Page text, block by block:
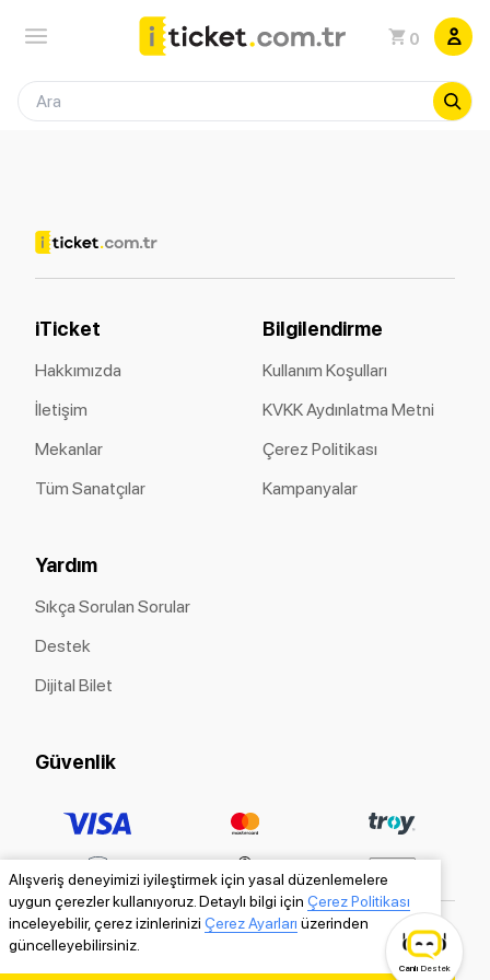
0
Alışveriş deneyimizi iyileştirmek için yasal düzenlemelere
uygun çerezler kullanıyoruz. Detaylı bilgi için Çerez Politikası
inceleyebilir, çerez izinlerinizi Çerez Ayarları üzerinden
güncelleyebilirsiniz.
iTicket
Hakkımızda
İletişim
Mekanlar
Tüm Sanatçılar
Bilgilendirme
Kullanım Koşulları
KVKK Aydınlatma Metni
Çerez Politikası
Kampanyalar
Yardım
Sıkça Sorulan Sorular
Destek
Dijital Bilet
Güvenlik
Canlı Destek